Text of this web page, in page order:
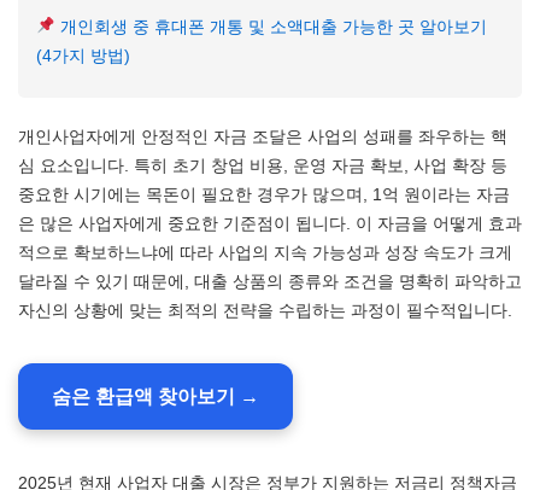
개인회생 중 휴대폰 개통 및 소액대출 가능한 곳 알아보기
(4가지 방법)
개인사업자에게 안정적인 자금 조달은 사업의 성패를 좌우하는 핵
심 요소입니다. 특히 초기 창업 비용, 운영 자금 확보, 사업 확장 등
중요한 시기에는 목돈이 필요한 경우가 많으며, 1억 원이라는 자금
은 많은 사업자에게 중요한 기준점이 됩니다. 이 자금을 어떻게 효과
적으로 확보하느냐에 따라 사업의 지속 가능성과 성장 속도가 크게
달라질 수 있기 때문에, 대출 상품의 종류와 조건을 명확히 파악하고
자신의 상황에 맞는 최적의 전략을 수립하는 과정이 필수적입니다.
숨은 환급액 찾아보기 →
2025년 현재 사업자 대출 시장은 정부가 지원하는 저금리 정책자금